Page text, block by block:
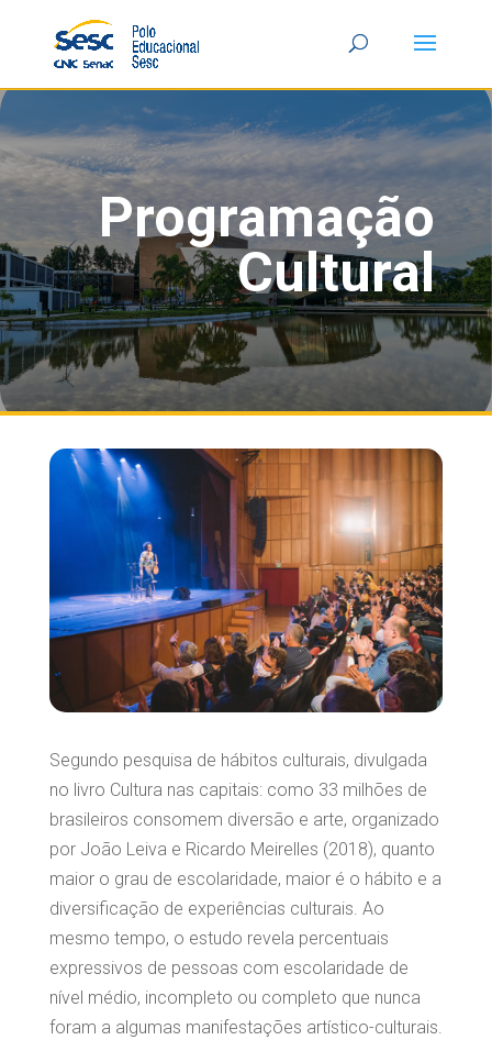
Programação
Cultural
Segundo pesquisa de hábitos culturais, divulgada
no livro Cultura nas capitais: como 33 milhões de
brasileiros consomem diversão e arte, organizado
por João Leiva e Ricardo Meirelles (2018), quanto
maior o grau de escolaridade, maior é o hábito e a
diversificação de experiências culturais. Ao
mesmo tempo, o estudo revela percentuais
expressivos de pessoas com escolaridade de
nível médio, incompleto ou completo que nunca
foram a algumas manifestações artístico-culturais.